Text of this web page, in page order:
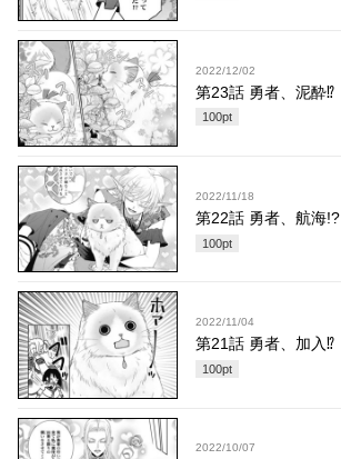
2022/12/02
第23話 勇者、泥酔⁉︎
100pt
2022/11/18
第22話 勇者、航海!?
100pt
2022/11/04
第21話 勇者、加入⁉︎
100pt
2022/10/07